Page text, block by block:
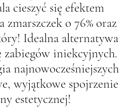
cieszyć się efektem
o 76% oraz
Idealna alternatywa
iniekcyjnych.
najnowocześniejszych
wyjątkowe spojrzenie
estetycznej!